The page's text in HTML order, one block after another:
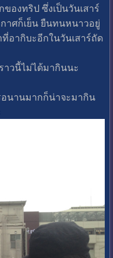
องทริป ซึ่งเป็นวันเสาร์
าศก็เย็น ยืนทนหนาวอยู่
อากิบะอีกในวันเสาร์ถัด
าวนี้ไม่ได้มากินนะ
อนานมากก็น่าจะมากิน